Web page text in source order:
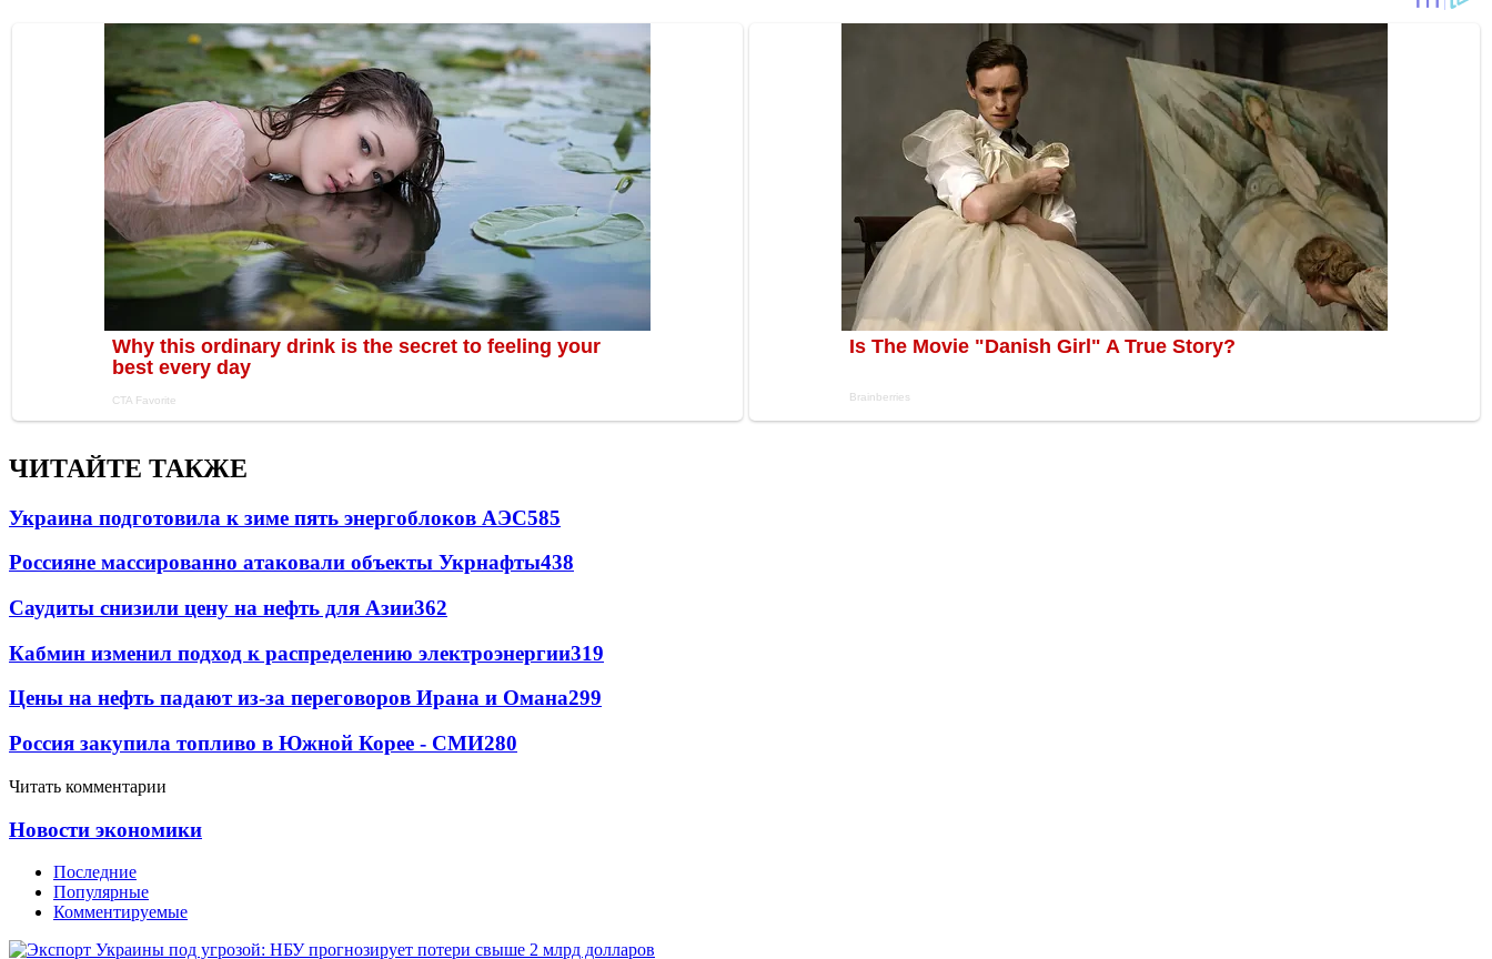
ЧИТАЙТЕ ТАКЖЕ
Украина подготовила к зиме пять энергоблоков АЭС585
Россияне массированно атаковали объекты Укрнафты438
Саудиты снизили цену на нефть для Азии362
Кабмин изменил подход к распределению электроэнергии319
Цены на нефть падают из-за переговоров Ирана и Омана299
Россия закупила топливо в Южной Корее - СМИ280
Читать комментарии
Новости экономики
Последние
Популярные
Комментируемые